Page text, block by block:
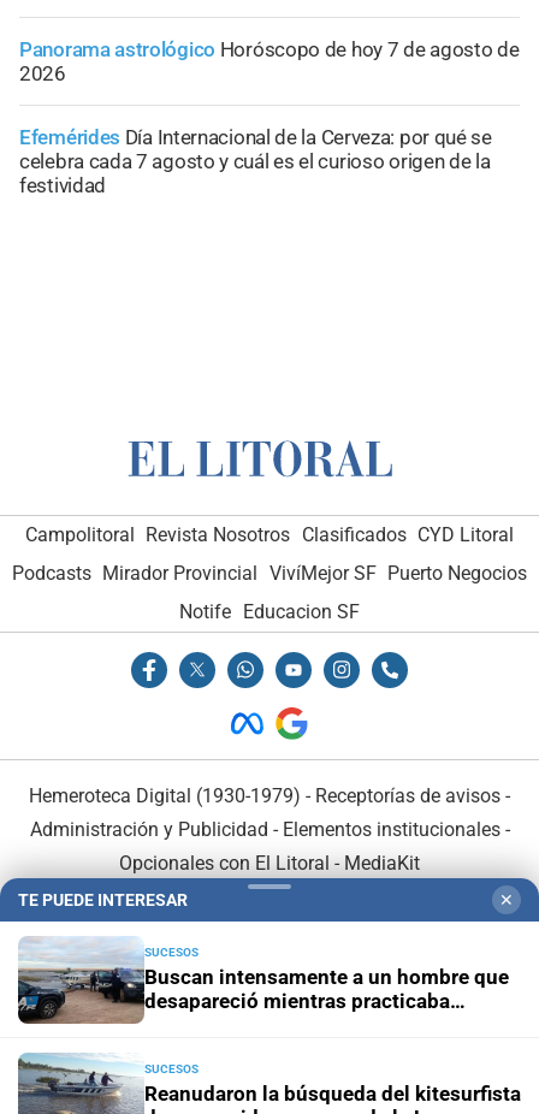
Panorama astrológico Horóscopo de hoy 7 de agosto de
2026
Efemérides Día Internacional de la Cerveza: por qué se
celebra cada 7 agosto y cuál es el curioso origen de la
festividad
Campolitoral Revista Nosotros Clasificados CYD Litoral
Podcasts Mirador Provincial VivíMejor SF Puerto Negocios
Notife Educacion SF
Hemeroteca Digital (1930-1979) - Receptorías de avisos -
Administración y Publicidad - Elementos institucionales-
Opcionales con El Litoral - MediaKit
En Asociación con:
TE PUEDE INTERESAR ✕
SUCESOS
Buscan intensamente a un hombre que
desapareció mientras practicaba
SUCESOS
Reanudaron la búsqueda del kitesurfista